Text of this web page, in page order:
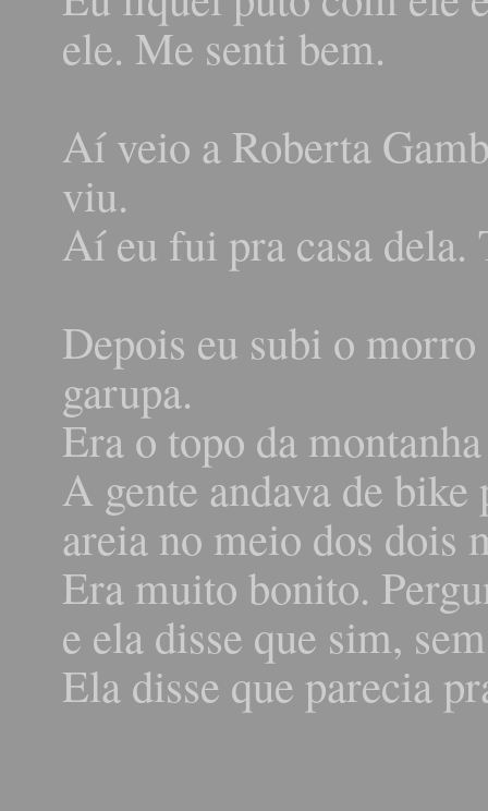
ele. Me senti bem.
Aí veio a Roberta
viu.
Aí eu fui pra casa dela.
Depois eu subi o
garupa.
Era o topo da
A gente andava de
areia no meio dos dois
Era muito bonito.
e ela disse que sim,
Ela disse que parecia